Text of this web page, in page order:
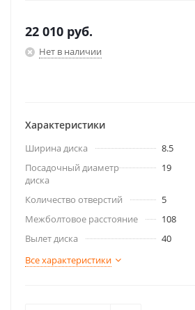
22 010 руб.
Нет в наличии
Характеристики
Ширина диска
8.5
Посадочный диаметр
диска
19
Количество отверстий
5
Межболтовое расстояние
108
Вылет диска
40
Все характеристики